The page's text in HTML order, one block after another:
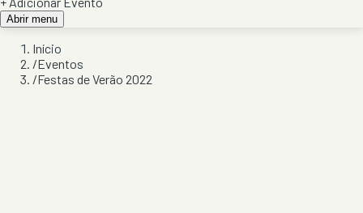
Abrir menu
Início
/Eventos
/Festas de Verão 2022